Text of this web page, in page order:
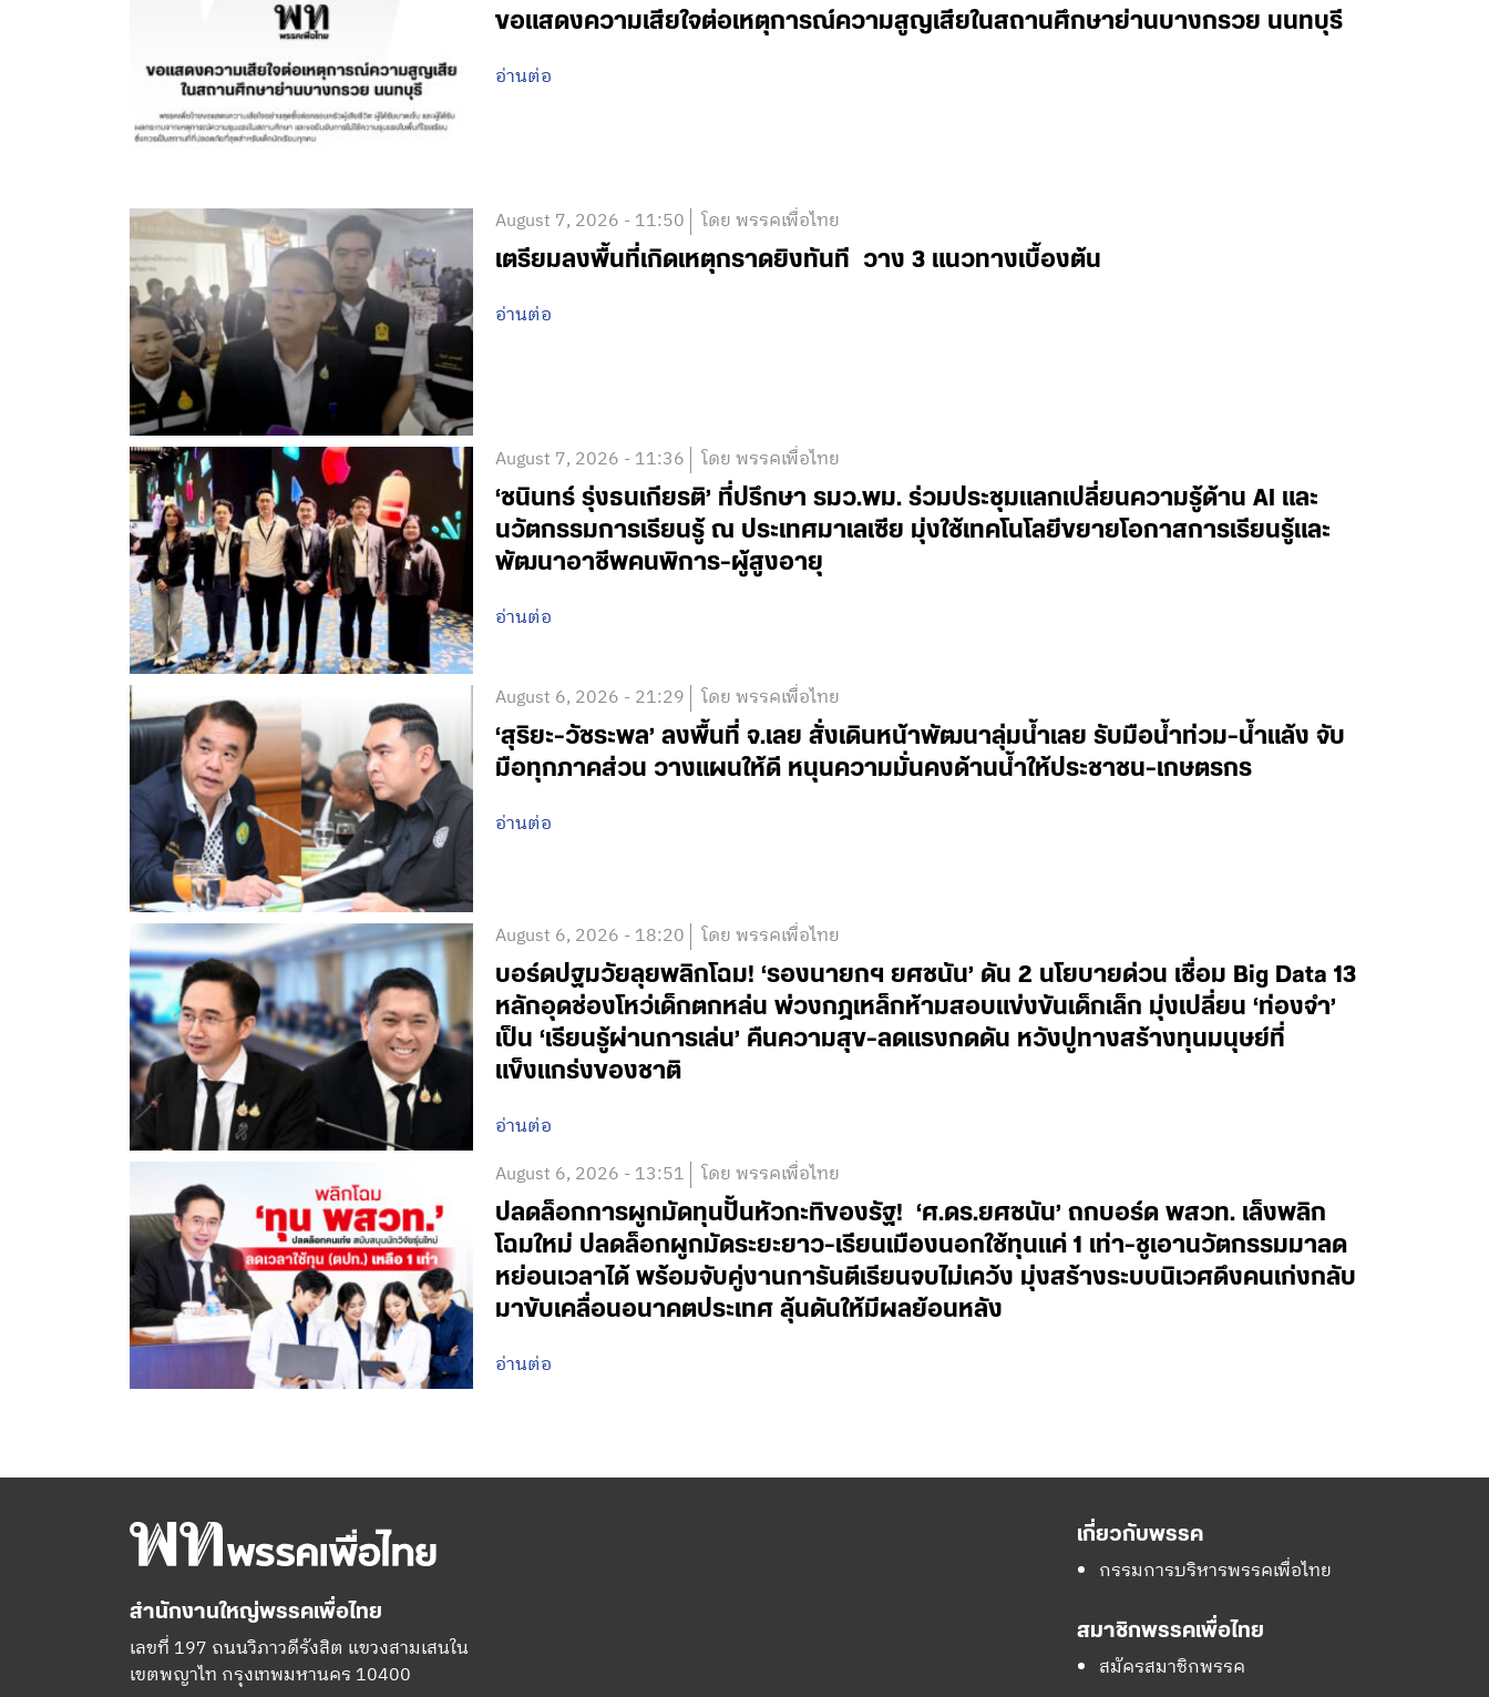
ขอแสดงความเสียใจต่อเหตุการณ์ความสูญเสียในสถานศึกษาย่านบางกรวย นนทบุรี
อ่านต่อ
August 7, 2026 - 11:50 โดย พรรคเพื่อไทย
เตรียมลงพื้นที่เกิดเหตุกราดยิงทันที วาง 3 แนวทางเบื้องต้น
อ่านต่อ
August 7, 2026 - 11:36 โดย พรรคเพื่อไทย
‘ชนินทร์ รุ่งธนเกียรติ’ ที่ปรึกษา รมว.พม. ร่วมประชุมแลกเปลี่ยนความรู้ด้าน AI และ
นวัตกรรมการเรียนรู้ ณ ประเทศมาเลเซีย มุ่งใช้เทคโนโลยีขยายโอกาสการเรียนรู้และ
พัฒนาอาชีพคนพิการ-ผู้สูงอายุ
อ่านต่อ
August 6, 2026 - 21:29 โดย พรรคเพื่อไทย
‘สุริยะ-วัชระพล’ ลงพื้นที่ จ.เลย สั่งเดินหน้าพัฒนาลุ่มน้ำเลย รับมือน้ำท่วม-น้ำแล้ง จับ
มือทุกภาคส่วน วางแผนให้ดี หนุนความมั่นคงด้านน้ำให้ประชาชน-เกษตรกร
อ่านต่อ
August 6, 2026 - 18:20 โดย พรรคเพื่อไทย
บอร์ดปฐมวัยลุยพลิกโฉม! ‘รองนายกฯ ยศชนัน’ ดัน 2 นโยบายด่วน เชื่อม Big Data 13
หลักอุดช่องโหว่เด็กตกหล่น พ่วงกฎเหล็กห้ามสอบแข่งขันเด็กเล็ก มุ่งเปลี่ยน ‘ท่องจำ’
เป็น ‘เรียนรู้ผ่านการเล่น’ คืนความสุข-ลดแรงกดดัน หวังปูทางสร้างทุนมนุษย์ที่
แข็งแกร่งของชาติ
อ่านต่อ
August 6, 2026 - 13:51 โดย พรรคเพื่อไทย
ปลดล็อกการผูกมัดทุนปั้นหัวกะทิของรัฐ! ‘ศ.ดร.ยศชนัน’ ถกบอร์ด พสวท. เล็งพลิก
โฉมใหม่ ปลดล็อกผูกมัดระยะยาว-เรียนเมืองนอกใช้ทุนแค่ 1 เท่า-ชูเอานวัตกรรมมาลด
หย่อนเวลาได้ พร้อมจับคู่งานการันตีเรียนจบไม่เคว้ง มุ่งสร้างระบบนิเวศดึงคนเก่งกลับ
มาขับเคลื่อนอนาคตประเทศ ลุ้นดันให้มีผลย้อนหลัง
อ่านต่อ
สำนักงานใหญ่พรรคเพื่อไทย
เลขที่ 197 ถนนวิภาวดีรังสิต แขวงสามเสนใน
เขตพญาไท กรุงเทพมหานคร 10400
เกี่ยวกับพรรค
กรรมการบริหารพรรคเพื่อไทย
สมาชิกพรรคเพื่อไทย
สมัครสมาชิกพรรค